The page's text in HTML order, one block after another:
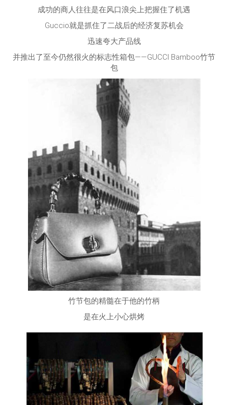
成功的商人往往是在风口浪尖上把握住了机遇
Guccio就是抓住了二战后的经济复苏机会
迅速夸大产品线
并推出了至今仍然很火的标志性箱包——GUCCI Bamboo竹节
包
竹节包的精髓在于他的竹柄
是在火上小心烘烤